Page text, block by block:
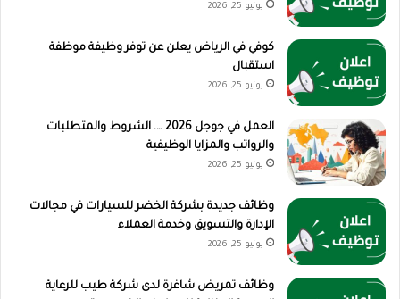
يونيو 25, 2026
كوفي في الرياض يعلن عن توفر وظيفة موظفة
استقبال
يونيو 25, 2026
العمل في جوجل 2026 …. الشروط والمتطلبات
والرواتب والمزايا الوظيفية
يونيو 25, 2026
وظائف جديدة بشركة الخضر للسيارات في مجالات
الإدارة والتسويق وخدمة العملاء
يونيو 25, 2026
وظائف تمريض شاغرة لدى شركة طيب للرعاية